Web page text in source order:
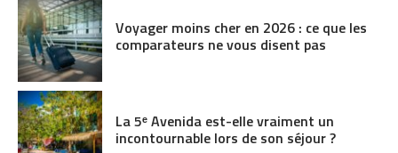
Voyager moins cher en 2026 : ce que les
comparateurs ne vous disent pas
La 5ᵉ Avenida est-elle vraiment un
incontournable lors de son séjour ?